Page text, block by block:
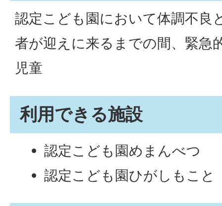
認定こども園において体調不良
者が迎えに来るまでの間、緊急
児童
利用できる施設
認定こども園めまんべつ
認定こども園ひがしもこと